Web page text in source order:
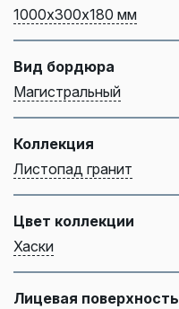
1000х300х180 мм
Вид бордюра
Магистральный
Коллекция
Листопад гранит
Цвет коллекции
Хаски
Лицевая поверхность